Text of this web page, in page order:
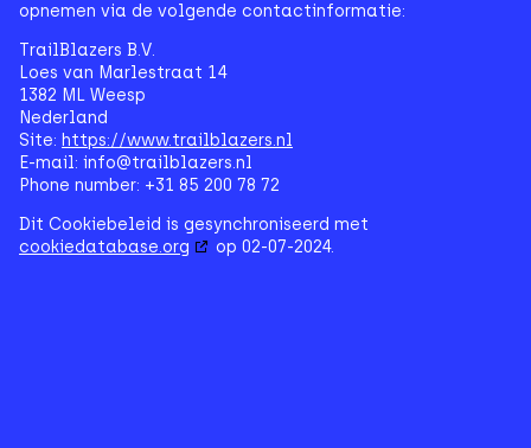
opnemen via de volgende contactinformatie:
TrailBlazers B.V.
Loes van Marlestraat 14
1382 ML Weesp
Nederland
Site: https://www.trailblazers.nl
E-mail: info@trailblazers.nl
Phone number: +31 85 200 78 72
Dit Cookiebeleid is gesynchroniseerd met
cookiedatabase.org
op 02-07-2024.